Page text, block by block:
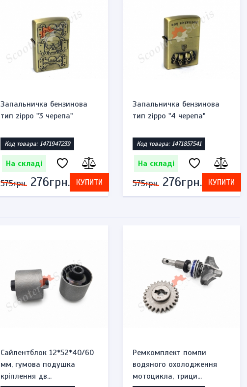
Запальничка бензинова
тип zippo "3 черепа"
Код товара: 1471947239
На складі
575грн. 276грн. КУПИТИ
Запальничка бензинова
тип zippo "4 черепа"
Код товара: 1471857541
На складі
575грн. 276грн. КУПИТИ
Сайлентблок 12*52*40/60
мм, гумова подушка
кріплення дв...
Ремкомплект помпи
водяного охолодження
мотоцикла, трици...